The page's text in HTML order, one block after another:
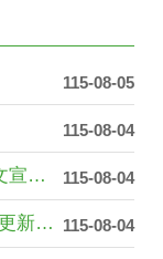
115-08-05
115-08-04
115-08-04
監察院115年營利事業捐贈政治獻金文宣（....
115-08-04
「高雄市政府委託高雄市住宅及都市更新中心....